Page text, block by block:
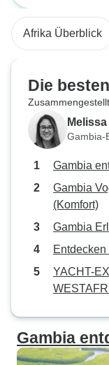
Afrika Überblick
Die
Melissa
Gambia-
Gambia
Gambia
(Komfort)
Gambia
YACHT-
Gambia